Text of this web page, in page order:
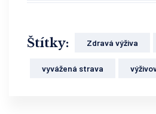
Štítky: Zdravá výživa
vyvážená strava